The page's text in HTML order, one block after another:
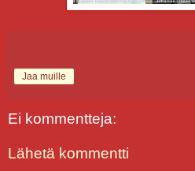
Jaa muille
Ei kommentteja:
Lähetä kommentti